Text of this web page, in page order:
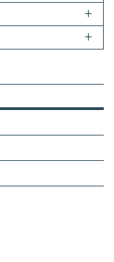
+
+